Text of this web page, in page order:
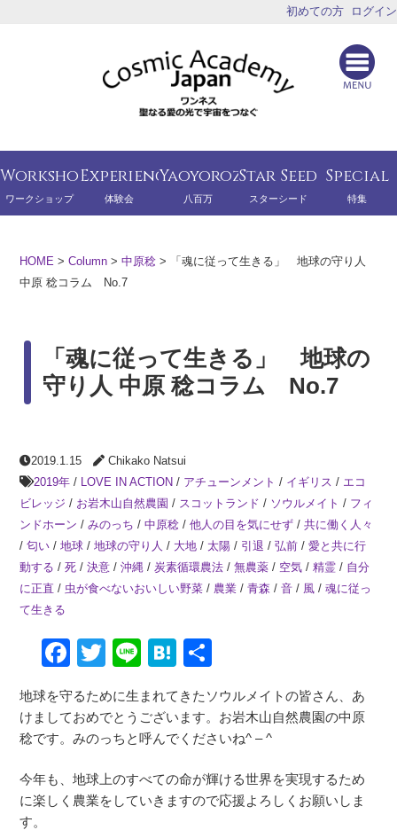
初めての方 ログイン
Workshop
ワークショップ
Experience
体験会
Yaoyorozu
八百万
Star Seed
スターシード
Special
特集
HOME >Column >中原稔 >
「魂に従って生きる」 地球の守り人
中原 稔コラム No.7
「魂に従って生きる」 地球の
守り人 中原 稔コラム No.7
2019.1.15
Chikako Natsui
2019年 / LOVE IN ACTION / アチューンメント / イギリス / エコ
ビレッジ / お岩木山自然農園 / スコットランド / ソウルメイト / フィ
ンドホーン /みのっち /中原稔 /他人の目を気にせず /共に働く人々
/匂い /地球 /地球の守り人 / 大地 /太陽 / 引退 /弘前 /愛と共に行
動する /死 /決意 /沖縄 /炭素循環農法 /無農薬 / 空気 /精霊 / 自分
に正直 / 虫が食べないおいしい野菜 / 農業 /青森 /音 / 風 /魂に従っ
て生きる
Facebook
Twitter
LineHatena
共
地球を守るために生まれてきたソウルメイトの皆さん、あ
けましておめでとうございます。お岩木山自然農園の中原
稔です。みのっちと呼んでくださいね^ – ^
今年も、地球上のすべての命が輝ける世界を実現するため
に楽しく農業をしていきますので応援よろしくお願いしま
す。